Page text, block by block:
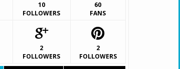
10
FOLLOWERS
60
FANS
2
FOLLOWERS
2
FOLLOWERS